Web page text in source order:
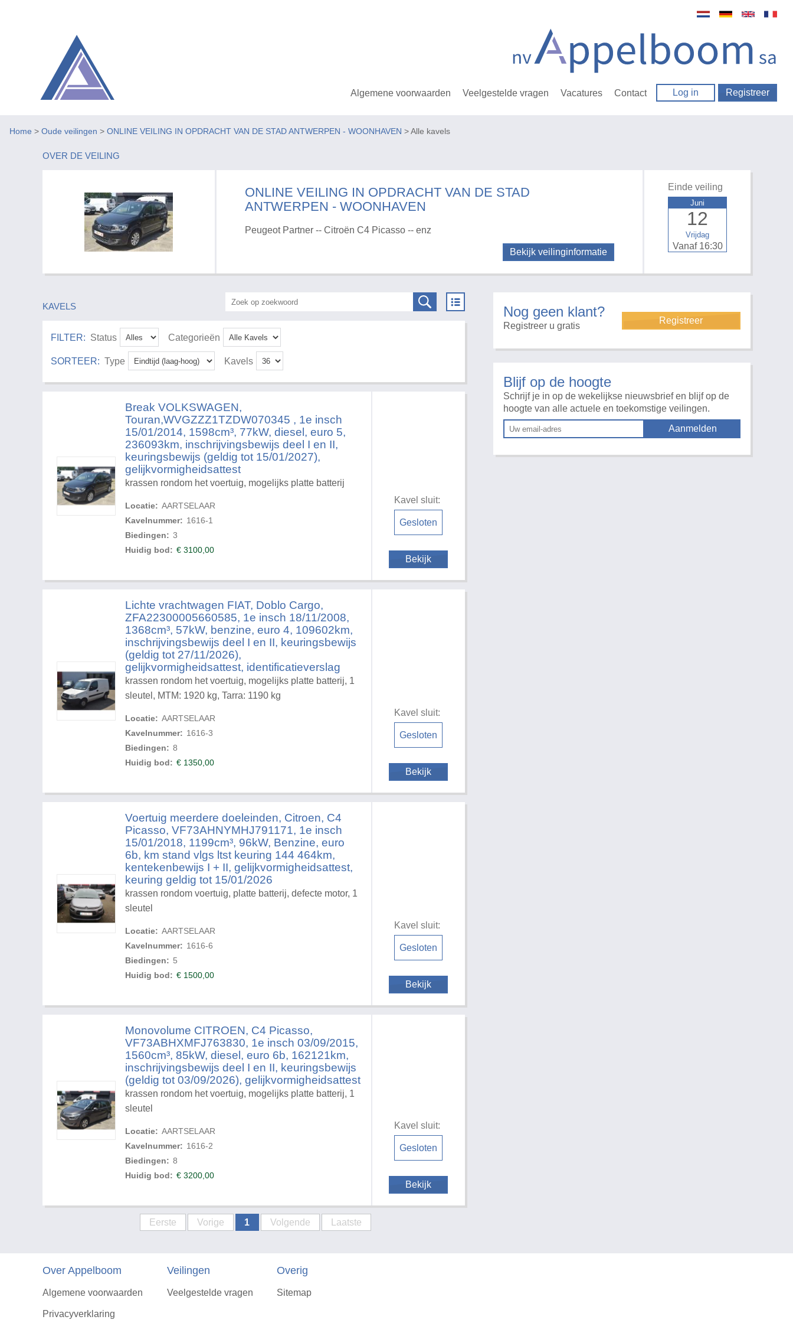
Algemene voorwaarden Veelgestelde vragen Vacatures Contact Log in Registreer
Home > Oude veilingen > ONLINE VEILING IN OPDRACHT VAN DE STAD ANTWERPEN - WOONHAVEN > Alle kavels
OVER DE VEILING
ONLINE VEILING IN OPDRACHT VAN DE STAD
ANTWERPEN - WOONHAVEN
Peugeot Partner -- Citroën C4 Picasso -- enz
Bekijk veilinginformatie
Einde veiling
Vrijdag
12
Juni
Vanaf 16:30
KAVELS
FILTER: Status Categorieën
SORTEER: Type Kavels
Break VOLKSWAGEN,
Touran,WVGZZZ1TZDW070345 , 1e insch
15/01/2014, 1598cm³, 77kW, diesel, euro 5,
236093km, inschrijvingsbewijs deel I en II,
keuringsbewijs (geldig tot 15/01/2027),
gelijkvormigheidsattest
krassen rondom het voertuig, mogelijks platte batterij
Locatie: AARTSELAAR
Kavelnummer: 1616-1
Biedingen: 3
Huidig bod: €3100,00
Kavel sluit:
Gesloten
Bekijk
Lichte vrachtwagen FIAT, Doblo Cargo,
ZFA22300005660585, 1e insch 18/11/2008,
1368cm³, 57kW, benzine, euro 4, 109602km,
inschrijvingsbewijs deel I en II, keuringsbewijs
(geldig tot 27/11/2026),
gelijkvormigheidsattest, identificatieverslag
krassen rondom het voertuig, mogelijks platte batterij, 1
sleutel, MTM: 1920 kg, Tarra: 1190 kg
Locatie: AARTSELAAR
Kavelnummer: 1616-3
Biedingen: 8
Huidig bod: € 1350,00
Kavel sluit:
Gesloten
Bekijk
Voertuig meerdere doeleinden, Citroen, C4
Picasso, VF73AHNYMHJ791171, 1e insch
15/01/2018, 1199cm³, 96kW, Benzine, euro
6b, km stand vlgs ltst keuring 144 464km,
kentekenbewijs I + II, gelijkvormigheidsattest,
keuring geldig tot 15/01/2026
krassen rondom voertuig, platte batterij, defecte motor, 1
sleutel
Locatie: AARTSELAAR
Kavelnummer: 1616-6
Biedingen: 5
Huidig bod: € 1500,00
Kavel sluit:
Gesloten
Bekijk
Monovolume CITROEN, C4 Picasso,
VF73ABHXMFJ763830, 1e insch 03/09/2015,
1560cm³, 85kW, diesel, euro 6b, 162121km,
inschrijvingsbewijs deel I en II, keuringsbewijs
(geldig tot 03/09/2026), gelijkvormigheidsattest
krassen rondom het voertuig, mogelijks platte batterij, 1
sleutel
Locatie: AARTSELAAR
Kavelnummer: 1616-2
Biedingen: 8
Huidig bod: €3200,00
Kavel sluit:
Gesloten
Bekijk
Eerste Vorige 1 Volgende Laatste
Nog geen klant?
Registreer u gratis
Registreer
Blijf op de hoogte
Schrijf je in op de wekelijkse nieuwsbrief en blijf op de
hoogte van alle actuele en toekomstige veilingen.
Over Appelboom
Algemene voorwaarden
Privacyverklaring
Veilingen
Veelgestelde vragen
Overig
Sitemap